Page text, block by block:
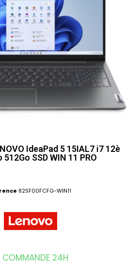
IdeaPad 5 15IAL7 i7 12è
512Go SSD WIN 11 PRO
82SF00FCFG-WIN11
COMMANDE 24H